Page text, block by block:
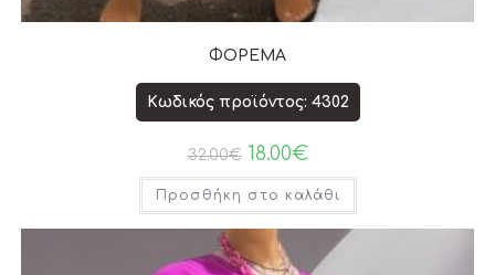
ΦΟΡΕΜΑ
Κωδικός προϊόντος: 4302
32.00€ 18.00€
Προσθήκη στο καλάθι